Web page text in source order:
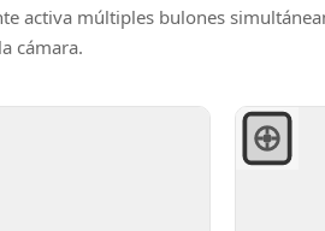
activa múltiples bulones
cámara.